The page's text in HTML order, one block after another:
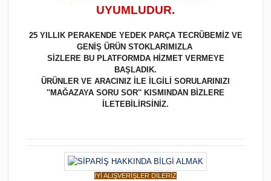
UYUMLUDUR.
25 YILLIK PERAKENDE YEDEK PARÇA TECRÜBEMİZ VE
GENİŞ ÜRÜN STOKLARIMIZLA
SİZLERE BU PLATFORMDA HİZMET VERMEYE
BAŞLADIK.
ÜRÜNLER VE ARACINIZ İLE İLGİLİ SORULARINIZI
''MAĞAZAYA SORU SOR'' KISMINDAN BİZLERE
İLETEBİLİRSİNİZ.
İYİ ALIŞVERİŞLER DİLERİZ